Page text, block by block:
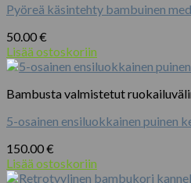
Pyöreä käsintehty bambuinen
50.00€
Lisää ostoskoriin
Bambusta valmistetut
5-osainen ensiluokkainen puinen
150.00€
Lisää ostoskoriin